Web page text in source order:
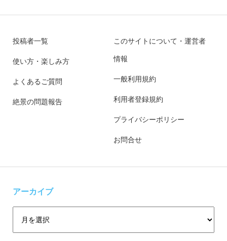
投稿者一覧
使い方・楽しみ方
よくあるご質問
絶景の問題報告
このサイトについて・運営者
情報
一般利用規約
利用者登録規約
プライバシーポリシー
お問合せ
アーカイブ